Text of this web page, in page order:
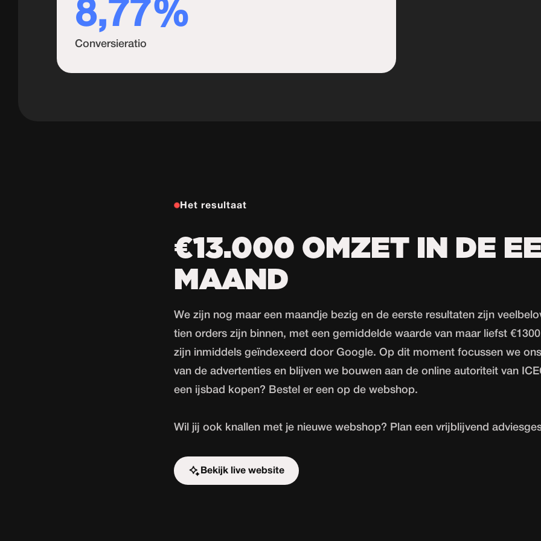
8,77%
Conversieratio
Het resultaat
€13.000 OMZET IN DE
MAAND
We zijn nog maar een maandje bezig en de eerste resultaten zijn
tien orders zijn binnen, met een gemiddelde waarde van maar liefst
zijn inmiddels geïndexeerd door Google. Op dit moment focussen we
van de advertenties en blijven we bouwen aan de online autoriteit van
een ijsbad kopen? Bestel er een op de webshop.
Wil jij ook knallen met je nieuwe webshop? Plan een vrijblijvend
Bekijk live website
Start de uitdaging